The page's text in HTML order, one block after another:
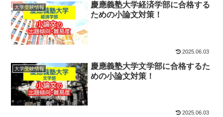
大学受験情報
慶應義塾大学経済学部に合格する
ための小論文対策！
2025.06.03
大学受験情報
慶應義塾大学文学部に合格するた
めの小論文対策！
2025.06.03